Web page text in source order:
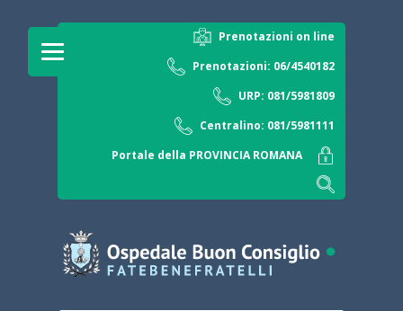
Prenotazioni on line
Prenotazioni: 06/4540182
URP: 081/5981809
Centralino: 081/5981111
Portale della PROVINCIA ROMANA